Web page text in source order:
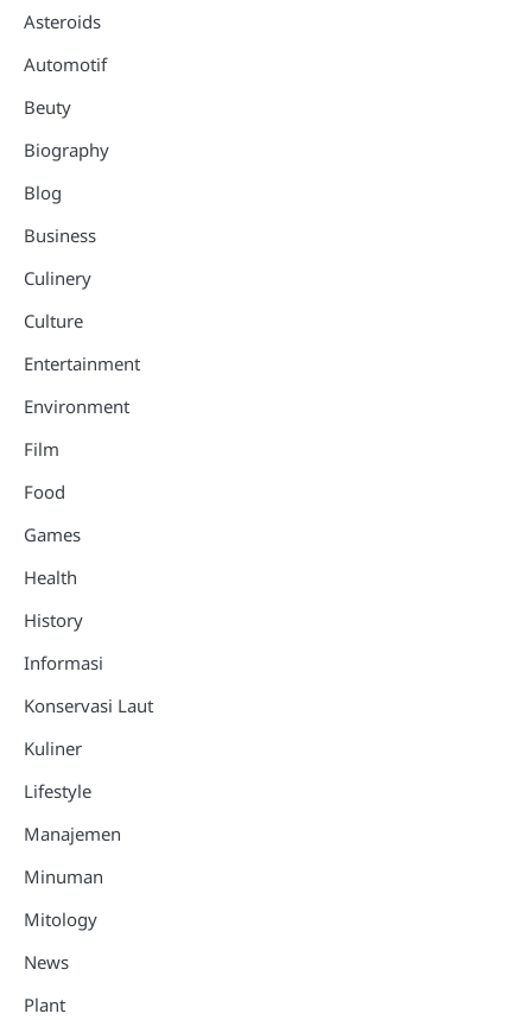
Asteroids
Automotif
Beuty
Biography
Blog
Business
Culinery
Culture
Entertainment
Environment
Film
Food
Games
Health
History
Informasi
Konservasi Laut
Kuliner
Lifestyle
Manajemen
Minuman
Mitology
News
Plant